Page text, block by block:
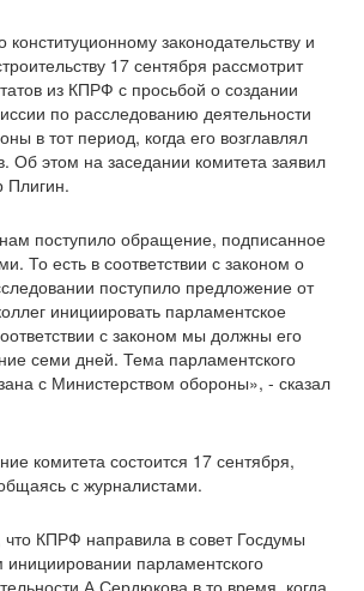
законодательству и
17 сентября рассмотрит
из КПРФ с просьбой о создании
по расследованию деятельности
в тот период, когда его возглавлял
Об этом на заседании комитета заявил
Плигин.
поступило обращение, подписанное
То есть в соответствии с законом о
поступило предложение от
инициировать парламентское
с законом мы должны его
семи дней. Тема парламентского
с Министерством обороны», - сказал
комитета состоится 17 сентября,
с журналистами.
КПРФ направила в совет Госдумы
инициировании парламентского
А.Сердюкова в то время, когда